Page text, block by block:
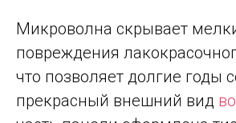
Микроволна скрывает
повреждения
что позволяет долгие годы
прекрасный внешний вид